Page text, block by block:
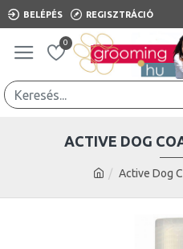
BELÉPÉS REGISZTRÁCIÓ
0
Active Dog
ACTIVE DOG